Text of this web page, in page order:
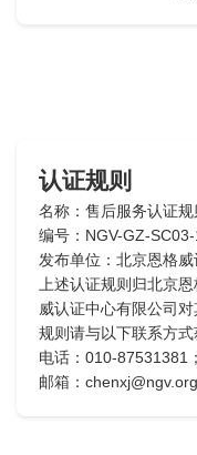
认证规则
名称：售后服务认证规
编号：NGV-GZ-
发布单位：北京恩格
上述认证规则归北京
威认证中心有限公司
规则请与以下联系方式
电话：010-87531381
邮箱：